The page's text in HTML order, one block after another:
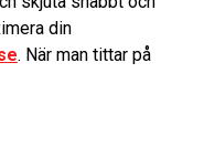
din
. När man tittar på